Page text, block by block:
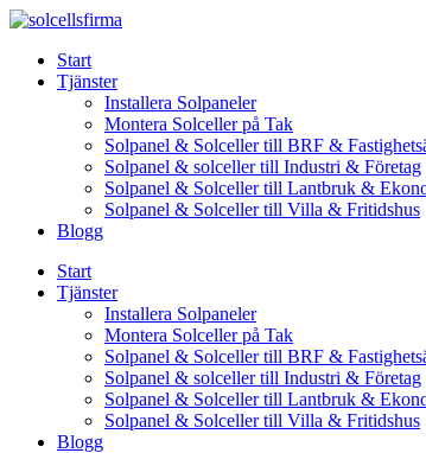
Skip
contentStart
Tjänster
Installera Solpaneler
Montera Solceller på Tak
Solpanel & Solceller till BRF &
Solpanel & solceller till Industri & Företag
Solpanel & Solceller till Lantbruk &
Solpanel & Solceller till Villa & Fritidshus
Blogg
Start
Tjänster
Installera Solpaneler
Montera Solceller på Tak
Solpanel & Solceller till BRF &
Solpanel & solceller till Industri & Företag
Solpanel & Solceller till Lantbruk &
Solpanel & Solceller till Villa & Fritidshus
Blogg